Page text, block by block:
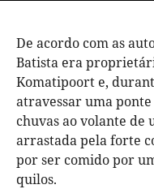
De acordo com as
Batista era
Komatipoort e,
atravessar uma
chuvas ao volante
arrastada pela forte
por ser comido por
quilos.